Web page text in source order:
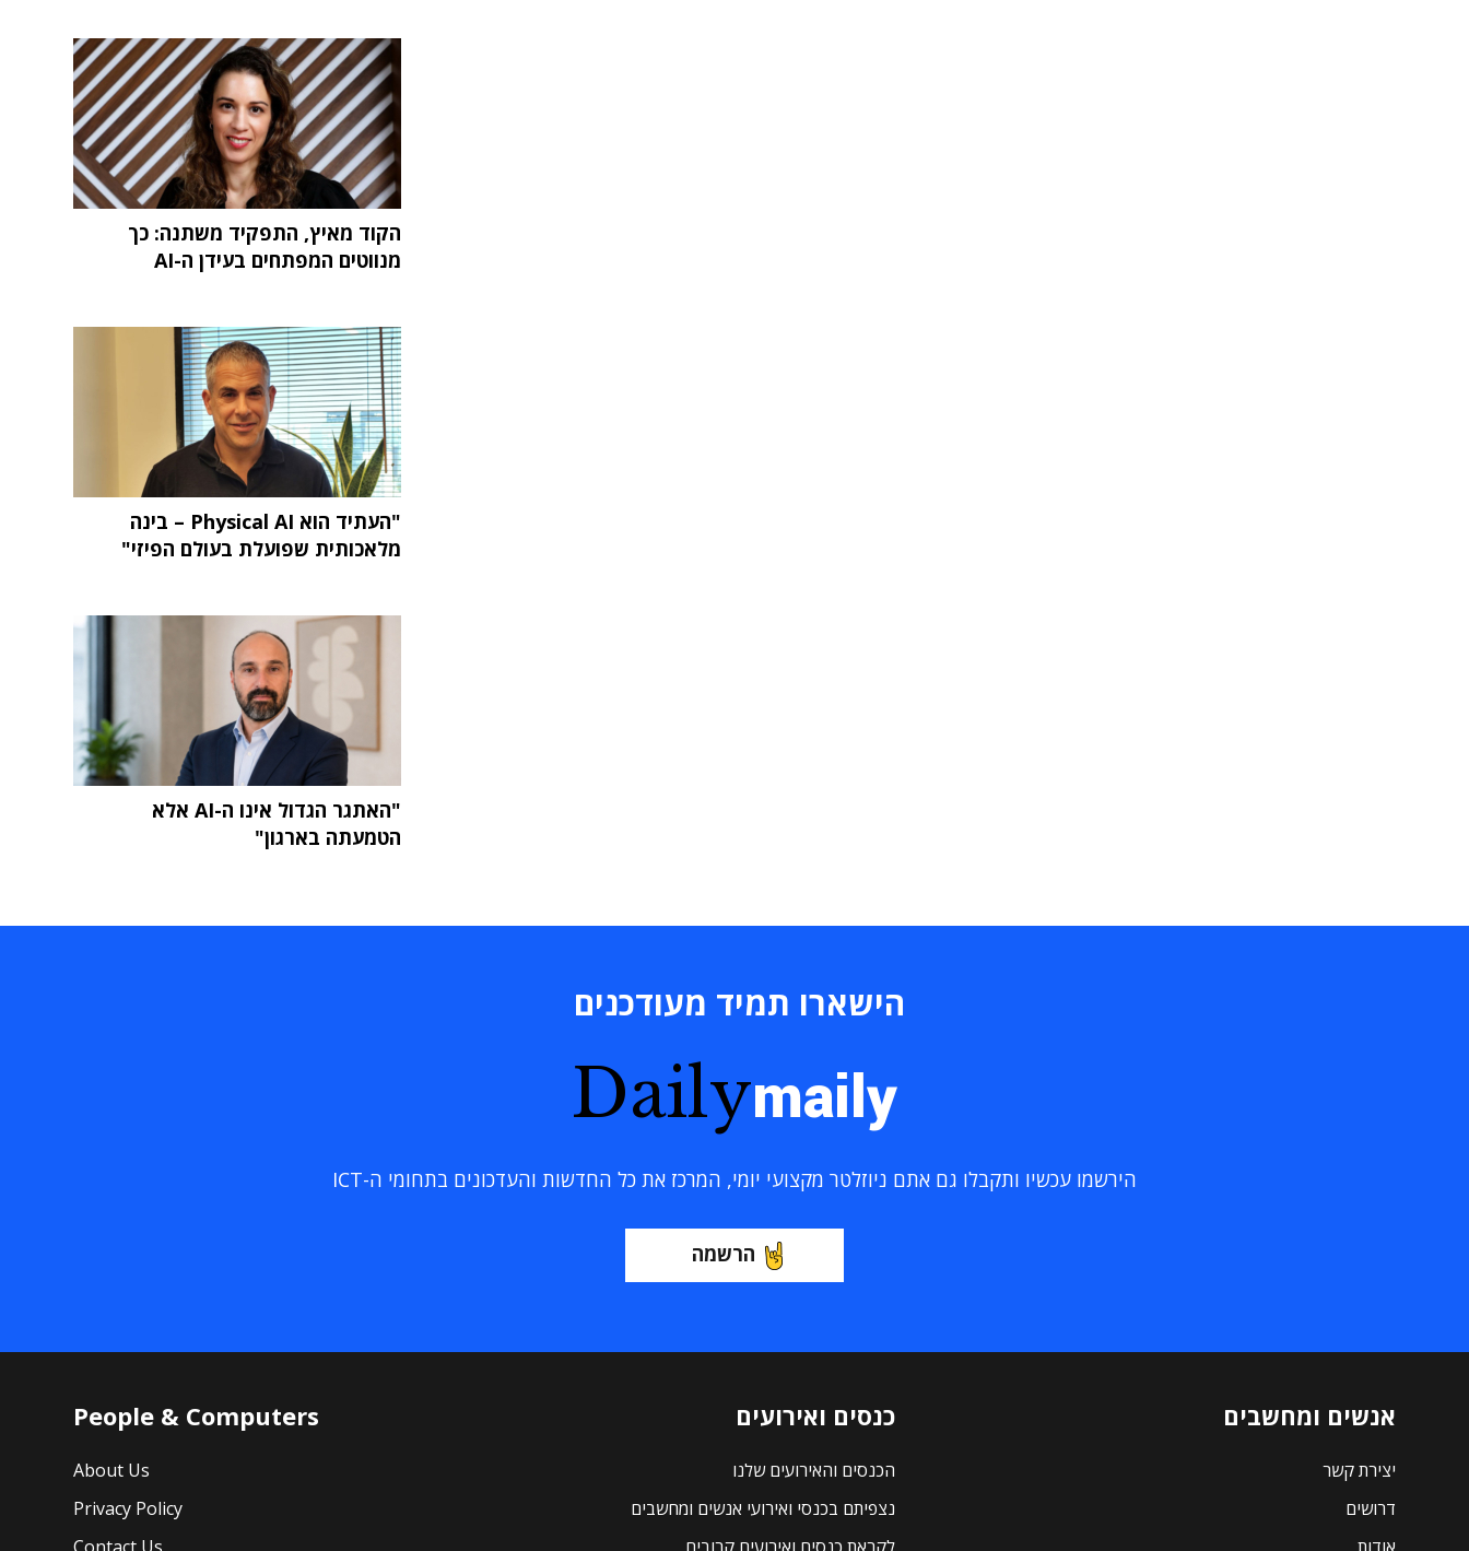
הקוד מאיץ, התפקיד משתנה: כך
מנווטים המפתחים בעידן ה-AI
"העתיד הוא Physical AI – בינה
מלאכותית שפועלת בעולם הפיזי"
"האתגר הגדול אינו ה-AI אלא
הטמעתה בארגון"
הישארו תמיד מעודכנים
Dailymaily
הירשמו עכשיו ותקבלו גם אתם ניוזלטר מקצועי יומי, המרכז את כל החדשות והעדכונים בתחומי ה-ICT
הרשמה
אנשים ומחשבים
יצירת קשר
דרושים
כנסים ואירועים
הכנסים והאירועים שלנו
נצפיתם בכנסי ואירועי אנשים ומחשבים
People & Computers
About Us
Privacy Policy